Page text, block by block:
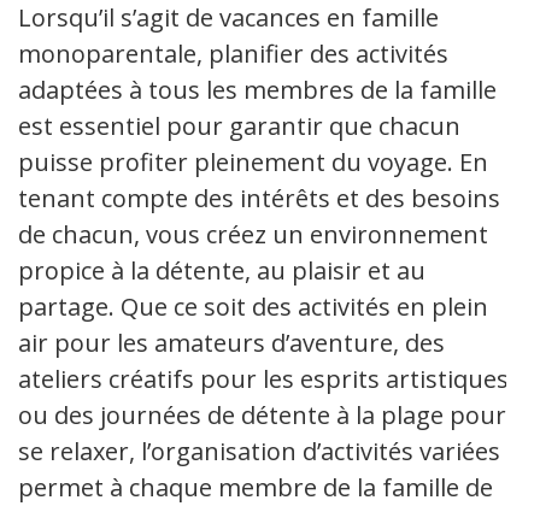
Lorsqu’il s’agit de vacances en famille
monoparentale, planifier des activités
adaptées à tous les membres de la famille
est essentiel pour garantir que chacun
puisse profiter pleinement du voyage. En
tenant compte des intérêts et des besoins
de chacun, vous créez un environnement
propice à la détente, au plaisir et au
partage. Que ce soit des activités en plein
air pour les amateurs d’aventure, des
ateliers créatifs pour les esprits artistiques
ou des journées de détente à la plage pour
se relaxer, l’organisation d’activités variées
permet à chaque membre de la famille de